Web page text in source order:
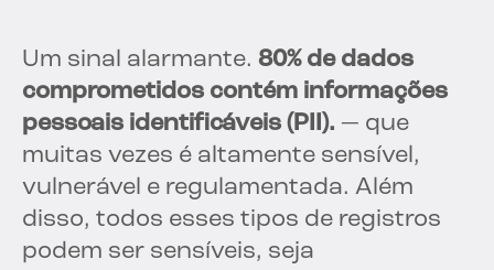
Um sinal alarmante. 80% de dados
comprometidos contém informações
pessoais identificáveis (PII). — que
muitas vezes é altamente sensível,
vulnerável e regulamentada. Além
disso, todos esses tipos de registros
podem ser sensíveis, seja